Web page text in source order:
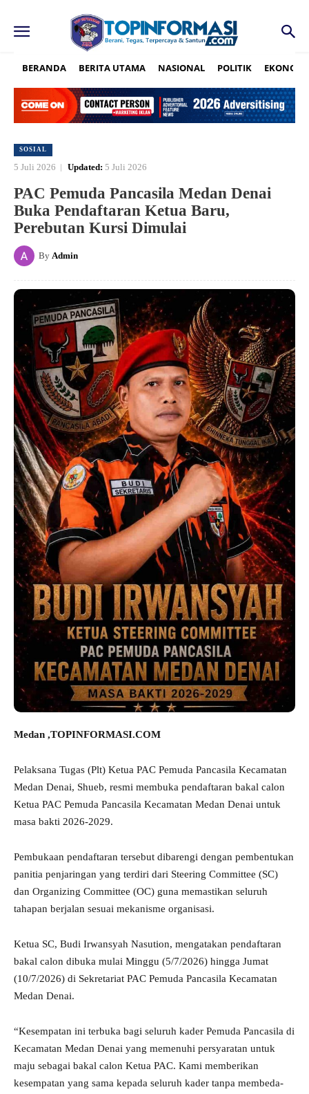
BERANDA BERITA UTAMA NASIONAL POLITIK EKONOMI
SOSIAL
5 Juli 2026 Updated: 5 Juli 2026
PAC Pemuda Pancasila Medan Denai
Buka Pendaftaran Ketua Baru,
Perebutan Kursi Dimulai
By Admin
Medan ,TOPINFORMASI.COM
Pelaksana Tugas (Plt) Ketua PAC Pemuda Pancasila Kecamatan
Medan Denai, Shueb, resmi membuka pendaftaran bakal calon
Ketua PAC Pemuda Pancasila Kecamatan Medan Denai untuk
masa bakti 2026-2029.
Pembukaan pendaftaran tersebut dibarengi dengan pembentukan
panitia penjaringan yang terdiri dari Steering Committee (SC)
dan Organizing Committee (OC) guna memastikan seluruh
tahapan berjalan sesuai mekanisme organisasi.
Ketua SC, Budi Irwansyah Nasution, mengatakan pendaftaran
bakal calon dibuka mulai Minggu (5/7/2026) hingga Jumat
(10/7/2026) di Sekretariat PAC Pemuda Pancasila Kecamatan
Medan Denai.
“Kesempatan ini terbuka bagi seluruh kader Pemuda Pancasila di
Kecamatan Medan Denai yang memenuhi persyaratan untuk
maju sebagai bakal calon Ketua PAC. Kami memberikan
kesempatan yang sama kepada seluruh kader tanpa membeda-